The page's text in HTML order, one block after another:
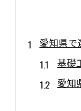
愛知県で
基礎
愛知
木